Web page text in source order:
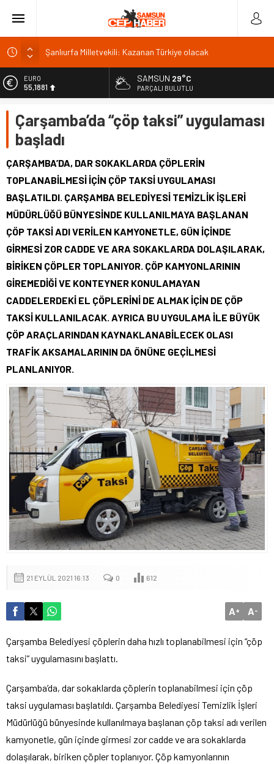
Şanlıurfa Milletvekili: Kazanan Türkiye olacak
İSDEMİR’in 2026 ilk yarı yatırımları büyük ivme kazandı
Trabzonspor’da kombine satışında rekor: 18 bin
Van Gölü’ne 4 yeni ücretsiz halk plajı yapılacak
EURO
55,1881
6.660,55
BİST
13.779,39
DOLAR
47,7111
SAMSUN 29°C
PARÇALI BULUTLU
Çarşamba’da “çöp taksi” uygulaması
başladı
ÇARŞAMBA’DA, DAR SOKAKLARDA ÇÖPLERİN
TOPLANABİLMESİ İÇİN ÇÖP TAKSİ UYGULAMASI
BAŞLATILDI. ÇARŞAMBA BELEDİYESİ TEMİZLİK İŞLERİ
MÜDÜRLÜĞÜ BÜNYESİNDE KULLANILMAYA BAŞLANAN
ÇÖP TAKSİ ADI VERİLEN KAMYONETLE, GÜN İÇİNDE
GİRMESİ ZOR CADDE VE ARA SOKAKLARDA DOLAŞILARAK,
BİRİKEN ÇÖPLER TOPLANIYOR. ÇÖP KAMYONLARININ
GİREMEDİĞİ VE KONTEYNER KONULAMAYAN
CADDELERDEKİ EL ÇÖPLERİNİ DE ALMAK İÇİN DE ÇÖP
TAKSİ KULLANILACAK. AYRICA BU UYGULAMA İLE BÜYÜK
ÇÖP ARAÇLARINDAN KAYNAKLANABİLECEK OLASI
TRAFİK AKSAMALARININ DA ÖNÜNE GEÇİLMESİ
PLANLANIYOR.
21 EYLÜL 2021 16:13 0 612
A+ A-
Çarşamba Belediyesi çöplerin daha hızlı toplanabilmesi için “çöp
taksi” uygulamasını başlattı.
Çarşamba’da, dar sokaklarda çöplerin toplanabilmesi için çöp
taksi uygulaması başlatıldı. Çarşamba Belediyesi Temizlik İşleri
Müdürlüğü bünyesinde kullanılmaya başlanan çöp taksi adı verilen
kamyonetle, gün içinde girmesi zor cadde ve ara sokaklarda
dolaşılarak, biriken çöpler toplanıyor. Çöp kamyonlarının